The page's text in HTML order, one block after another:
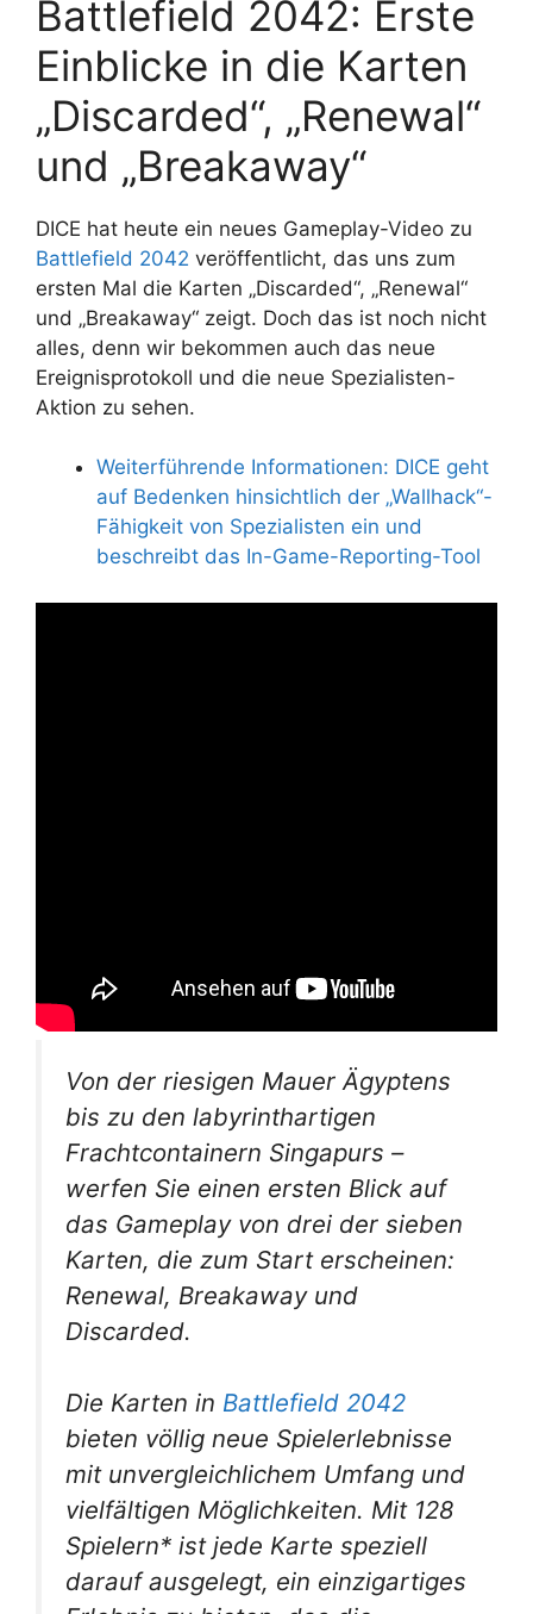
Battlefield 2042: Erste
Einblicke in die Karten
„Discarded“, „Renewal“
und „Breakaway“
DICE hat heute ein neues Gameplay-Video zu
Battlefield 2042 veröffentlicht, das uns zum
ersten Mal die Karten „Discarded“, „Renewal“
und „Breakaway“ zeigt. Doch das ist noch nicht
alles, denn wir bekommen auch das neue
Ereignisprotokoll und die neue Spezialisten-
Aktion zu sehen.
Weiterführende Informationen: DICE geht
auf Bedenken hinsichtlich der „Wallhack“-
Fähigkeit von Spezialisten ein und
beschreibt das In-Game-Reporting-Tool
Von der riesigen Mauer Ägyptens
bis zu den labyrinthartigen
Frachtcontainern Singapurs –
werfen Sie einen ersten Blick auf
das Gameplay von drei der sieben
Karten, die zum Start erscheinen:
Renewal, Breakaway und
Discarded.
Die Karten in Battlefield 2042
bieten völlig neue Spielerlebnisse
mit unvergleichlichem Umfang und
vielfältigen Möglichkeiten. Mit 128
Spielern* ist jede Karte speziell
darauf ausgelegt, ein einzigartiges